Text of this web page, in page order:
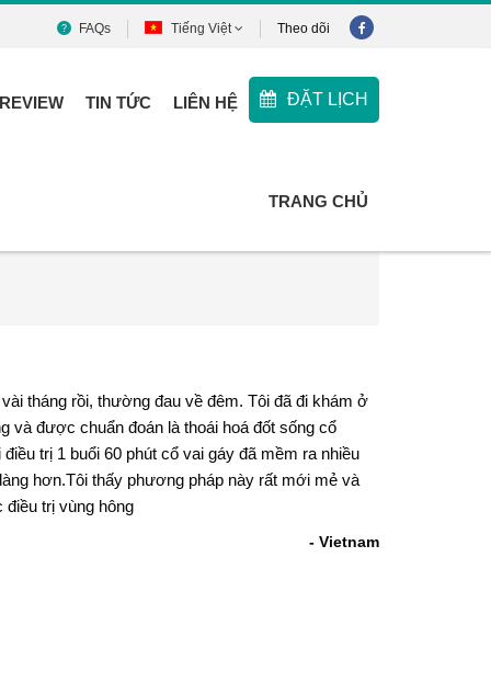
Theo dõi
Tiếng Việt
FAQs
ĐẶT LỊCH
LIÊN HỆ
TIN TỨC
REVIEW
TRANG CHỦ
tháng rồi, thường đau về đêm. Tôi đã đi khám ở
và được chuẩn đoán là thoái hoá đốt sống cổ
trị 1 buổi 60 phút cổ vai gáy đã mềm ra nhiều
hơn.Tôi thấy phương pháp này rất mới mẻ và
điều trị vùng hông
- Vietnam